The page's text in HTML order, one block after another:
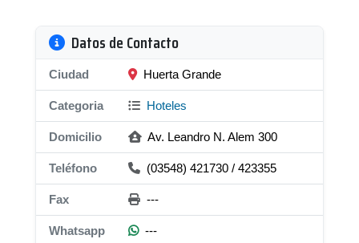
Datos de Contacto
Ciudad Huerta Grande
Categoria Hoteles
Domicilio Av. Leandro N. Alem 300
Teléfono (03548) 421730 / 423355
Fax ---
Whatsapp ---